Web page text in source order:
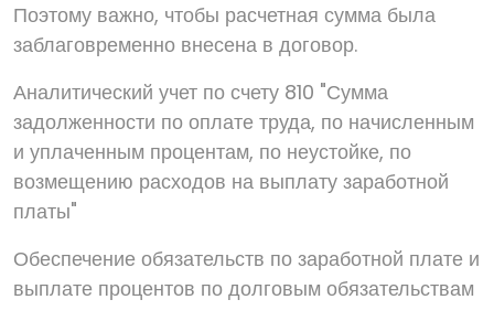
Поэтому важно, чтобы расчетная сумма была
заблаговременно внесена в договор.
Аналитический учет по счету 810 "Сумма
задолженности по оплате труда, по начисленным
и уплаченным процентам, по неустойке, по
возмещению расходов на выплату заработной
платы"
Обеспечение обязательств по заработной плате и
выплате процентов по долговым обязательствам